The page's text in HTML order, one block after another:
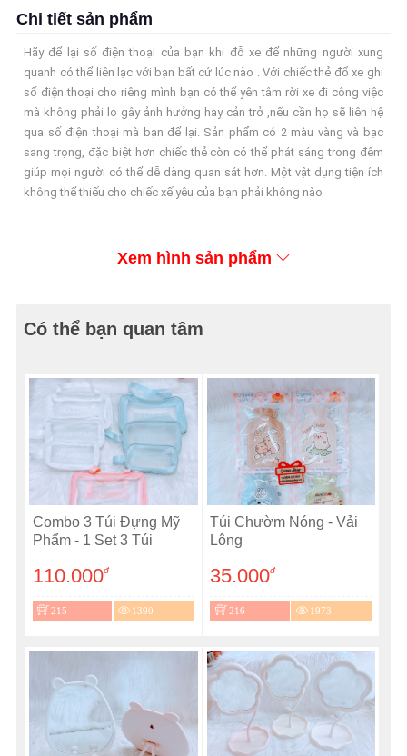
Chi tiết sản phẩm
Hãy để lại số điện thoại của bạn khi đỗ xe để những người xung
quanh có thể liên lạc với bạn bất cứ lúc nào . Với chiếc thẻ đổ xe ghi
số điện thoại cho riêng mình bạn có thể yên tâm rời xe đi công việc
mà không phải lo gây ảnh hưởng hay cản trở ,nếu cần họ sẽ liên hệ
qua số điện thoại mà bạn để lại. Sản phẩm có 2 màu vàng và bạc
sang trọng, đặc biệt hơn chiếc thẻ còn có thể phát sáng trong đêm
giúp mọi người có thể dễ dàng quan sát hơn. Một vật dụng tiện ích
không thể thiếu cho chiếc xế yêu của bạn phải không nào
Xem hình sản phẩm
Có thể bạn quan tâm
Combo 3 Túi Đựng Mỹ
Phẩm - 1 Set 3 Túi
110.000đ
215 1390
Túi Chườm Nóng - Vải
Lông
35.000đ
216 1973